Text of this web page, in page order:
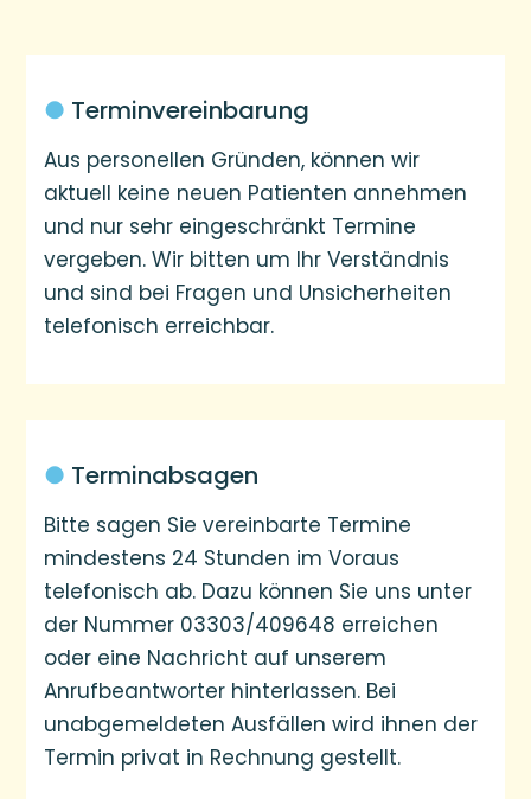
● Terminvereinbarung
Aus personellen Gründen, können wir
aktuell keine neuen Patienten annehmen
und nur sehr eingeschränkt Termine
vergeben. Wir bitten um Ihr Verständnis
und sind bei Fragen und Unsicherheiten
telefonisch erreichbar.
● Terminabsagen
Bitte sagen Sie vereinbarte Termine
mindestens 24 Stunden im Voraus
telefonisch ab. Dazu können Sie uns unter
der Nummer 03303/409648 erreichen
oder eine Nachricht auf unserem
Anrufbeantworter hinterlassen. Bei
unabgemeldeten Ausfällen wird ihnen der
Termin privat in Rechnung gestellt.